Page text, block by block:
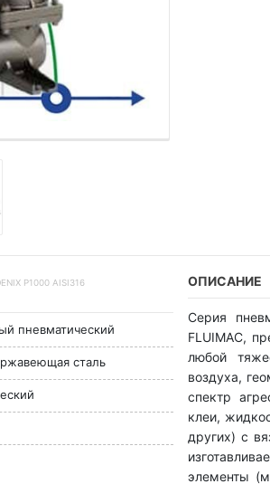
P1000 AISI316
пневматический
сталь
ОПИСАНИЕ
Серия
FLUIMAC,
любой
воздуха,
спектр
клеи,
других) с
элементы